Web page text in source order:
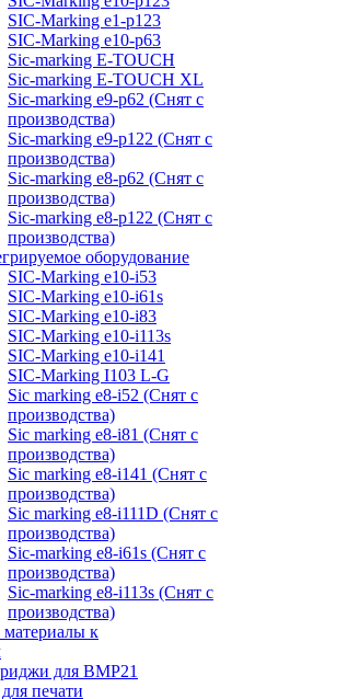
SIC-Marking e1-p123
SIC-Marking e10-p63
Sic-marking E-TOUCH
Sic-marking E-TOUCH XL
Sic-marking e9-p62 (Снят с
производства)
Sic-marking e9-p122 (Снят с
производства)
Sic-marking e8-p62 (Снят с
производства)
Sic-marking e8-p122 (Снят с
производства)
оборудование
SIC-Marking e10-i53
SIC-Marking e10-i61s
SIC-Marking e10-i83
SIC-Marking e10-i113s
SIC-Marking e10-i141
SIC-Marking I103 L-G
Sic marking e8-i52 (Снят с
производства)
Sic marking e8-i81 (Снят с
производства)
Sic marking e8-i141 (Снят с
производства)
Sic marking e8-i111D (Снят с
производства)
Sic-marking e8-i61s (Снят с
производства)
Sic-marking e8-i113s (Снят с
производства)
материалы к
для BMP21
печати